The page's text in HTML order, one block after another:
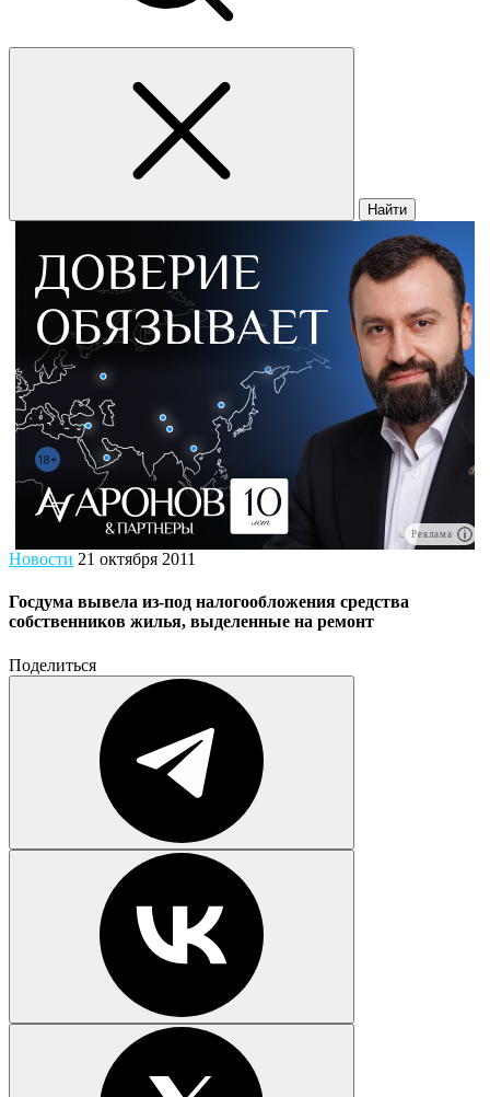
Найти
Реклама
Новости 21 октября 2011
Госдума вывела из-под налогообложения средства
собственников жилья, выделенные на ремонт
Поделиться